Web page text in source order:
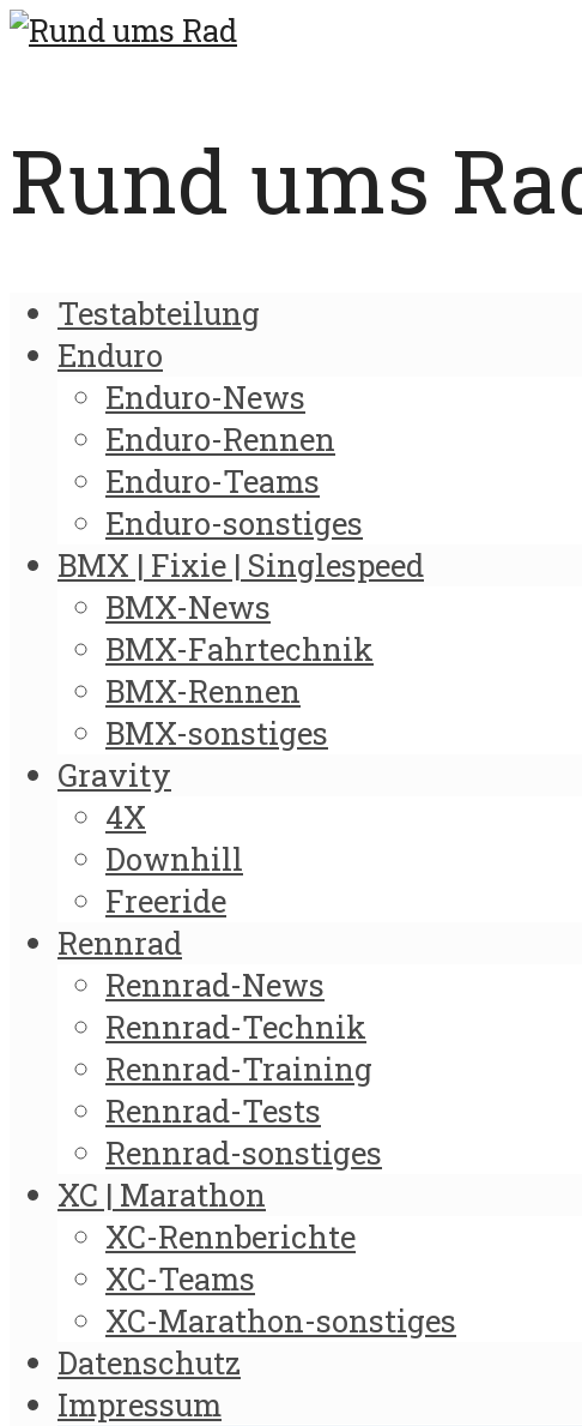
Rund ums
Testabteilung
Enduro
Enduro-News
Enduro-Rennen
Enduro-Teams
Enduro-sonstiges
BMX | Fixie | Singlespeed
BMX-News
BMX-Fahrtechnik
BMX-Rennen
BMX-sonstiges
Gravity
4X
Downhill
Freeride
Rennrad
Rennrad-News
Rennrad-Technik
Rennrad-Training
Rennrad-Tests
Rennrad-sonstiges
XC | Marathon
XC-Rennberichte
XC-Teams
XC-Marathon-sonstiges
Datenschutz
Impressum